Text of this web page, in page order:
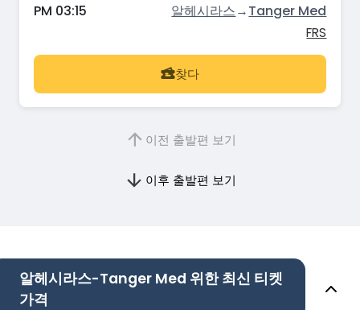
PM 03:15 알헤시라스→Tanger Med
FRS
찾다
이전 출발편 보기
이후 출발편 보기
알헤시라스-Tanger Med 위한 최신 티켓
가격